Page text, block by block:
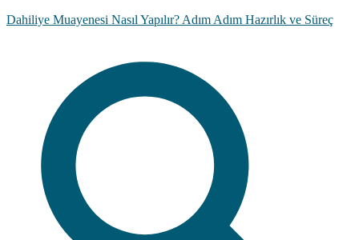
Dahiliye Muayenesi Nasıl Yapılır? Adım Adım Hazırlık ve Süreç